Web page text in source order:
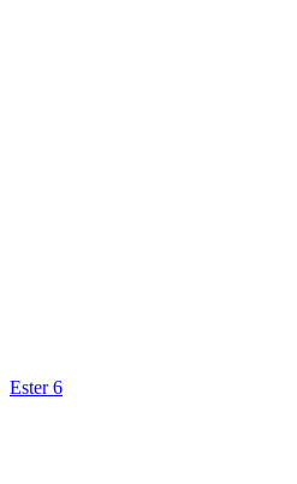
Ester 6